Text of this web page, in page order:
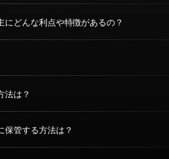
どんな利点や特徴があるの？
法は？
保管する方法は？